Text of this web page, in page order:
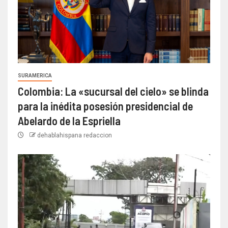
SURAMERICA
Colombia: La «sucursal del cielo» se blinda
para la inédita posesión presidencial de
Abelardo de la Espriella
dehablahispana redaccion